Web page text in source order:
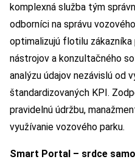
komplexná služba tým
odborníci na správu
optimalizujú flotilu
nástrojov a konzultačného
analýzu údajov nezávislú od
štandardizovaných KPI.
pravidelnú údržbu,
využívanie vozového parku.
Smart Portal – srdce